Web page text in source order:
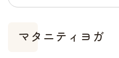
マタニティヨガ